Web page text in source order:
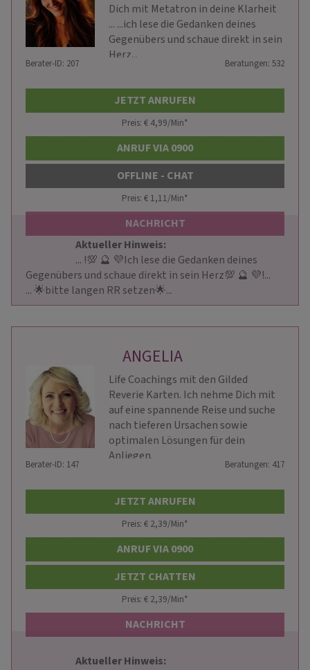
Dich mit Metatron in deine Klarheit
... ...ich lese die Gedanken deines
Gegenübers und schaue direkt in sein
Herz...
Berater-ID: 207 Beratungen: 532
JETZT ANRUFEN
Preis: € 4,99/Min*
ANRUF VIA 0900
OFFLINE - CHAT
Preis: € 1,11/Min*
NACHRICHT
Aktueller Hinweis:
Gegenübers und schaue direkt in sein Herz💯 🔮 💜!...
... 🌟bitte langen RR setzen🌟...
ANGELIA
Life Coachings mit den Gilded
Reverie Karten. Ich nehme Dich mit
auf eine spannende Reise und suche
nach tieferen Ursachen sowie
optimalen Lösungen für dein
Anliegen.
Berater-ID: 147 Beratungen: 417
JETZT ANRUFEN
Preis: € 2,39/Min*
ANRUF VIA 0900
JETZT CHATTEN
Preis: € 2,39/Min*
NACHRICHT
Aktueller Hinweis: